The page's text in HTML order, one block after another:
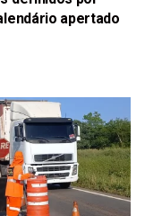
apertado